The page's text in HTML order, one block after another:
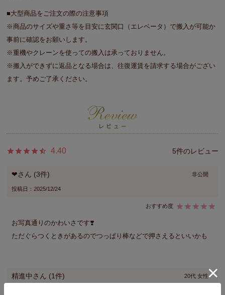
■大型商品をご注文の際の注意事項
※商品のサイズや重さ等を目安に玄関口（エレベータ）で搬入が可能か
事前に確認をお願いします。
※重機やクレーンを使っての搬入は承っておりません。
※搬入ができずに返品となる場合は、往復運賃を請求する場合がござい
ます。予めご了承ください。
4.40 5
❤︎ 3 非公開
投稿日 2025/12/24
お写真通りのかわいさです❣️
ただぐらつくときがあるのでつっぱり棒などで押さえるといいかも
精進中 1 20代 女性